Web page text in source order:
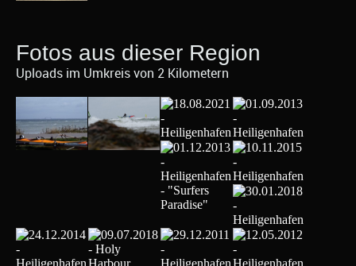
Fotos aus dieser Region
Uploads im Umkreis von 2 Kilometern